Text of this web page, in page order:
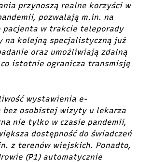
przynoszą realne korzyści w
pozwalają m.in. na
pacjenta w trakcie teleporady
na kolejną specjalistyczną już
oraz umożliwiają zdalną
istotnie ogranicza transmisję
wystawienia e-
bez osobistej wizyty u lekarza
nie tylko w czasie pandemii,
dostępność do świadczeń
z terenów wiejskich. Ponadto,
(P1) automatycznie